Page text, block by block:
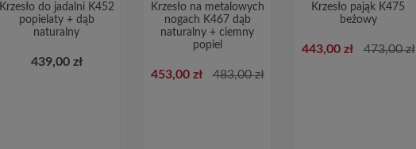
Krzesło do jadalni K452
popielaty + dąb
naturalny
439,00 zł
Krzesło na metalowych
nogach K467 dąb
naturalny + ciemny
popiel
453,00 zł 483,00 zł
Krzesło pająk K475
beżowy
443,00 zł 473,00 zł